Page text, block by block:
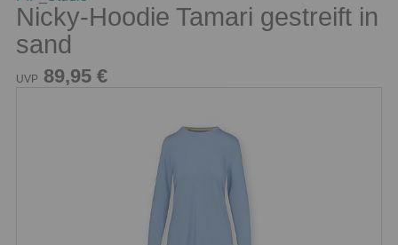
Nicky-Hoodie Tamari gestreift in
sand
UVP 89,95 €